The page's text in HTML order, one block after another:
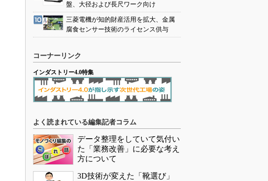
盤、大径および長尺ワーク向け
三菱電機が知的財産活用を拡大、金属
腐食センサー技術のライセンス供与
コーナーリンク
インダストリー4.0特集
よく読まれている編集記者コラム
データ整理をしていて気付い
た「業務改善」に必要な考え
方について
3D技術が変えた「靴選び」